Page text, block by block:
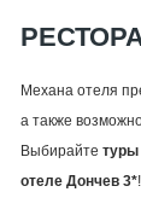
Механа отеля
а также
Выбирайте туры
отеле Дончев 3*!